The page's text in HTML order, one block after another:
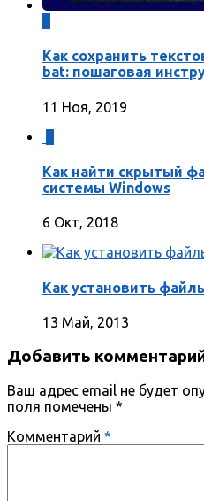
Как сохранить
bat: пошаговая
11 Ноя, 2019
Как найти скрытый
системы Windows
6 Окт, 2018
Как установить
13 Май, 2013
Добавить
Ваш адрес email не будет
поля помечены *
Комментарий *